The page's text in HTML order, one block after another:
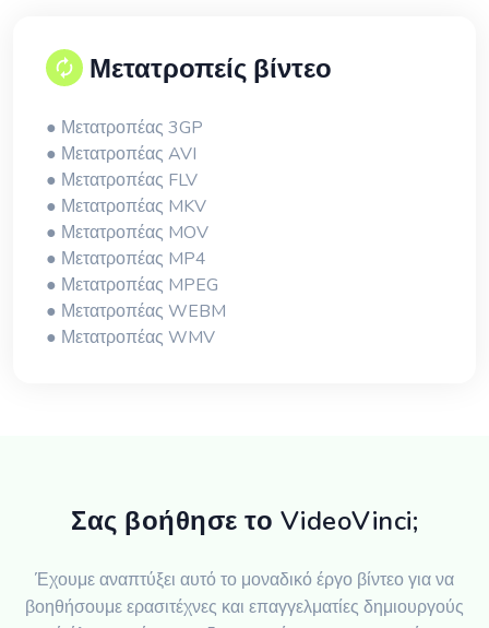
Μετατροπείς βίντεο
● Μετατροπέας 3GP
● Μετατροπέας AVI
● Μετατροπέας FLV
● Μετατροπέας MKV
● Μετατροπέας MOV
● Μετατροπέας MP4
● Μετατροπέας MPEG
● Μετατροπέας WEBM
● Μετατροπέας WMV
Σας βοήθησε το VideoVinci;
Έχουμε αναπτύξει αυτό το μοναδικό έργο βίντεο για να
βοηθήσουμε ερασιτέχνες και επαγγελματίες δημιουργούς